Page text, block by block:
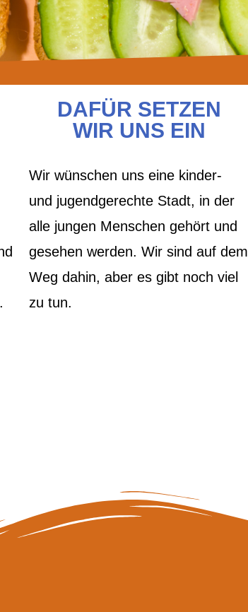
DAFÜR SETZEN
WIR UNS EIN
Wir wünschen uns eine kinder-
und jugendgerechte Stadt, in der
alle jungen Menschen gehört und
gesehen werden. Wir sind auf dem
Weg dahin, aber es gibt noch viel
zu tun.